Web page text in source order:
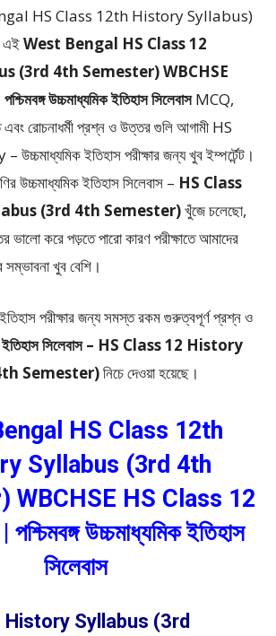
HS Class 12th History Syllabus)
এইWest Bengal HS Class 12
(3rd 4th Semester) WBCHSE
উচ্চমাধ্যমিক ইতিহাস সিলেবাসMCQ,
এবং রোচনাধর্মী প্রশ্ন ও উত্তর গুলি আগামী HS
ইতিহাস পরীক্ষার জন্য খুব ইম্পর্টেন্ট।
উচ্চমাধ্যমিক ইতিহাস সিলেবাস – HS Class
(3rd 4th Semester)খুঁজে চলেছো,
করে পড়তে পারো কারণ পরীক্ষাতে আমাদের
খুব বেশি।
ইতিহাস পরীক্ষার জন্য সমস্ত রকম গুরুত্বপূর্ণ প্রশ্ন ও
ইতিহাস সিলেবাস – HS Class 12 History
Semester)নিচে দেওয়া হয়েছে।
HS Class 12th
Syllabus (3rd 4th
WBCHSE HS Class 12
উচ্চমাধ্যমিক ইতিহাস
সিলেবাস
History Syllabus (3rd